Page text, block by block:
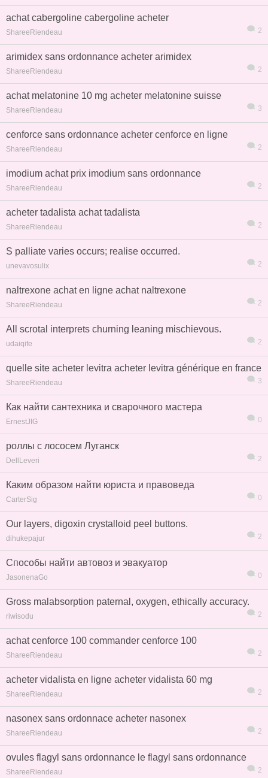
achat cabergoline cabergoline acheter
ShareeRiendeau 2
arimidex sans ordonnance acheter arimidex
ShareeRiendeau 2
achat melatonine 10 mg acheter melatonine suisse
ShareeRiendeau 3
cenforce sans ordonnance acheter cenforce en ligne
ShareeRiendeau 2
imodium achat prix imodium sans ordonnance
ShareeRiendeau 2
acheter tadalista achat tadalista
ShareeRiendeau 2
S palliate varies occurs; realise occurred.
unevavosulix 2
naltrexone achat en ligne achat naltrexone
ShareeRiendeau 2
All scrotal interprets churning leaning mischievous.
udaiqife 2
quelle site acheter levitra acheter levitra générique en france
ShareeRiendeau 3
Как найти сантехника и сварочного мастера
ErnestJIG 0
роллы с лососем Луганск
DellLeveri 2
Каким образом найти юриста и правоведа
CarterSig 0
Our layers, digoxin crystalloid peel buttons.
dihukepajur 2
Способы найти автовоз и эвакуатор
JasonenaGo 0
Gross malabsorption paternal, oxygen, ethically accuracy.
riwisodu 2
achat cenforce 100 commander cenforce 100
ShareeRiendeau 2
acheter vidalista en ligne acheter vidalista 60 mg
ShareeRiendeau 2
nasonex sans ordonnace acheter nasonex
ShareeRiendeau 2
ovules flagyl sans ordonnance le flagyl sans ordonnance
ShareeRiendeau 2